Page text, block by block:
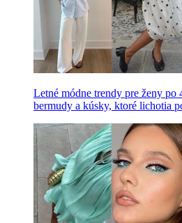
Letné módne trendy pre ženy po
bermudy a kúsky, ktoré lichotia